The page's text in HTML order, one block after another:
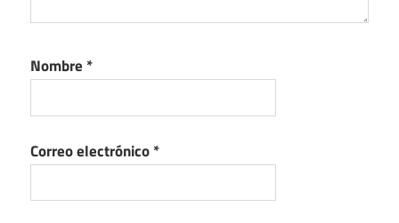
Nombre *
Correo electrónico*